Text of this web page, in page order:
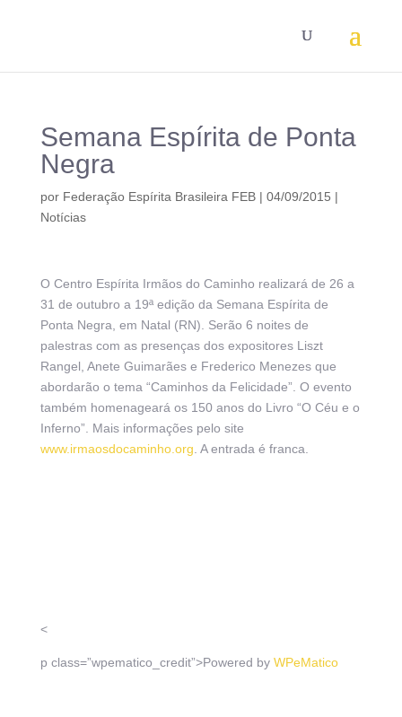
Semana Espírita de Ponta
Negra
por Federação Espírita Brasileira FEB| 04/09/2015 |
Notícias
O Centro Espírita Irmãos do Caminho realizará de 26 a
31 de outubro a 19ª edição da Semana Espírita de
Ponta Negra, em Natal (RN). Serão 6 noites de
palestras com as presenças dos expositores Liszt
Rangel, Anete Guimarães e Frederico Menezes que
abordarão o tema “Caminhos da Felicidade”. O evento
também homenageará os 150 anos do Livro “O Céu e o
Inferno”. Mais informações pelo site
www.irmaosdocaminho.org . A entrada é franca.
<
p class=”wpematico_credit”>Powered by WPeMatico